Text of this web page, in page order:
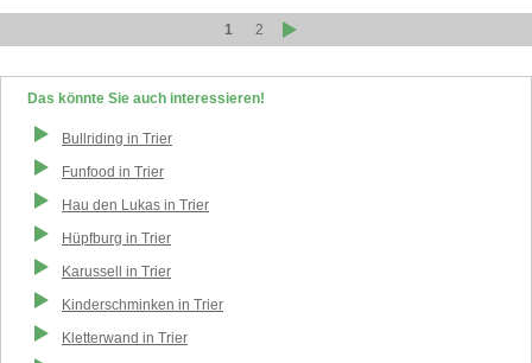
1 2
Das könnte Sie auch interessieren!
Bullriding in Trier
Funfood in Trier
Hau den Lukas in Trier
Hüpfburg in Trier
Karussell
in Trier
Kinderschminken in Trier
Kletterwand in Trier